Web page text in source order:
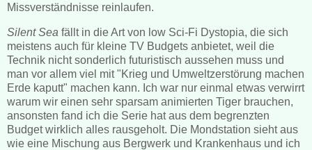
Missverständnisse reinlaufen.
Silent Sea fällt in die Art von low Sci-Fi Dystopia, die sich
meistens auch für kleine TV Budgets anbietet, weil die
Technik nicht sonderlich futuristisch aussehen muss und
man vor allem viel mit "Krieg und Umweltzerstörung machen
Erde kaputt" machen kann. Ich war nur einmal etwas verwirrt
warum wir einen sehr sparsam animierten Tiger brauchen,
ansonsten fand ich die Serie hat aus dem begrenzten
Budget wirklich alles rausgeholt. Die Mondstation sieht aus
wie eine Mischung aus Bergwerk und Krankenhaus und ich